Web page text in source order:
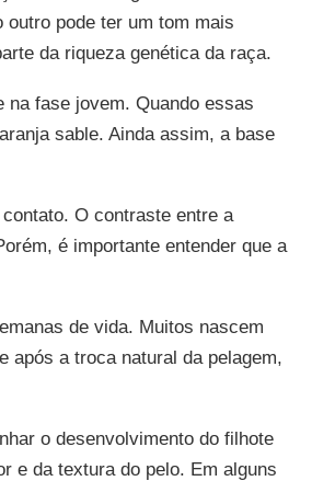
pode ter um tom mais
da riqueza genética da raça.
na fase jovem. Quando essas
sable. Ainda assim, a base
O contraste entre a
é importante entender que a
de vida. Muitos nascem
após a troca natural da pelagem,
o desenvolvimento do filhote
e da textura do pelo. Em alguns